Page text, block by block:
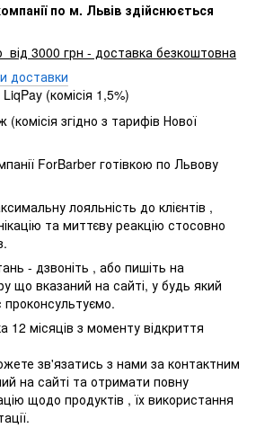
по м. Львів здійснюється
3000 грн - доставка безкоштовна
доставки
(комісія 1,5%)
згідно з тарифів Нової
ForBarber готівкою по Львову
лояльність до клієнтів ,
та миттєву реакцію стосовно
- дзвоніть , або пишіть на
що вказаний на сайті, у будь який
12 місяців з моменту відкриття
зв'язатись з нами за контактним
на сайті та отримати повну
щодо продуктів , їх використання